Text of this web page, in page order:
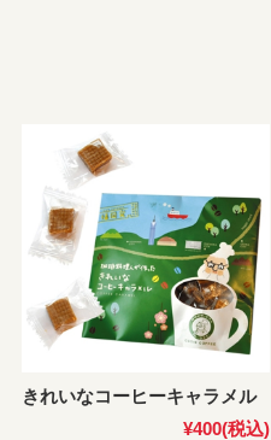
きれいなコーヒーキャラメル
¥400(税込)